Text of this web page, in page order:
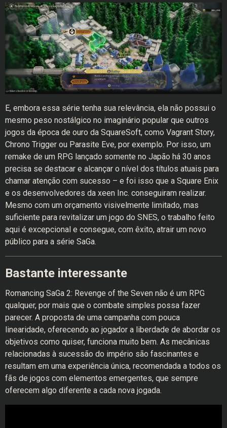
E, embora essa série tenha sua relevância, ela não possui o
mesmo peso nostálgico no imaginário popular que outros
jogos da época de ouro da SquareSoft, como Vagrant Story,
Chrono Trigger ou Parasite Eve, por exemplo. Por isso, um
remake de um RPG lançado somente no Japão há 30 anos
precisa se destacar e alcançar o nível dos títulos atuais para
chamar atenção com sucesso – e foi isso que a Square Enix
e os desenvolvedores da xeen Inc. conseguiram realizar.
Mesmo com um orçamento visivelmente limitado, mas
suficiente para revitalizar um jogo do SNES, o trabalho feito
aqui é excepcional e consegue, com êxito, atrair um novo
público para a série SaGa.
Bastante interessante
Romancing SaGa 2: Revenge of the Seven não é um RPG
qualquer, por mais que o combate simples possa fazer
parecer. A proposta de uma campanha com pouca
linearidade, oferecendo ao jogador a liberdade de abordar os
objetivos como quiser, funciona muito bem. As mecânicas
relacionadas à sucessão do império são fascinantes e
resultam em uma experiência única, recomendada a todos os
fãs de jogos com elementos emergentes, que sempre
oferecem algo diferente a cada nova jogada.